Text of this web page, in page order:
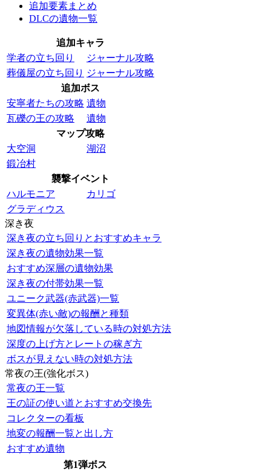
追加要素まとめ
DLCの遺物一覧
追加キャラ
学者の立ち回り
ジャーナル攻略
葬儀屋の立ち回り ジャーナル攻略
追加ボス
安寧者たちの攻略 遺物
瓦礫の王の攻略
遺物
マップ攻略
大空洞
湖沼
鍛冶村
襲撃イベント
ハルモニア
カリゴ
グラディウス
深き夜
深き夜の立ち回りとおすすめキャラ
深き夜の遺物効果一覧
おすすめ深層の遺物効果
深き夜の付帯効果一覧
ユニーク武器(赤武器)一覧
変異体(赤い敵)の報酬と種類
地図情報が欠落している時の対処方法
深度の上げ方とレートの稼ぎ方
ボスが見えない時の対処方法
常夜の王(強化ボス)
常夜の王一覧
王の証の使い道とおすすめ交換先
コレクターの看板
地変の報酬一覧と出し方
おすすめ遺物
第1弾ボス